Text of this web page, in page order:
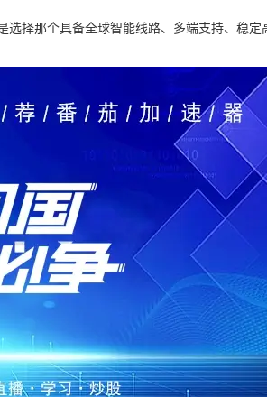
择那个具备全球智能线路、多端支持、稳